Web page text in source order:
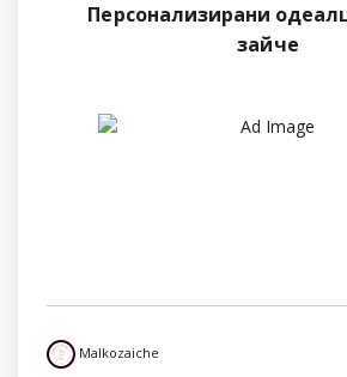
Персонализирани
зайче
Malkozaiche